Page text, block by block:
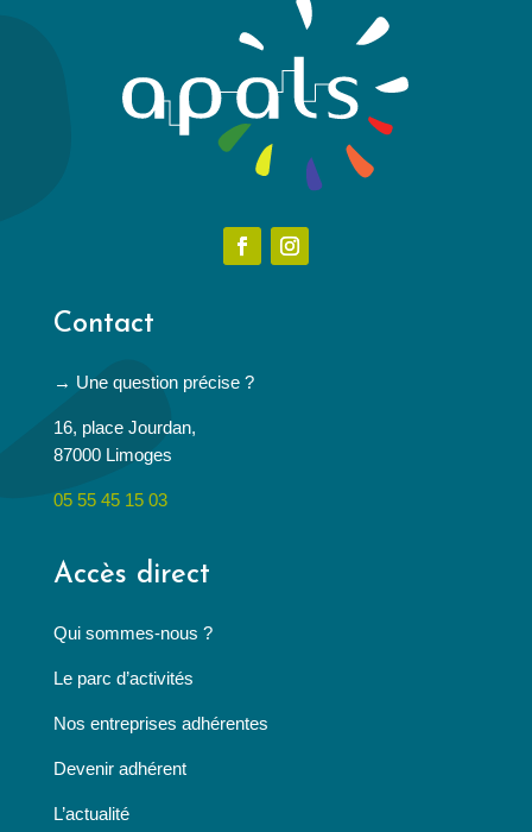
Contact
→ Une question précise ?
16, place Jourdan,
87000 Limoges
05 55 45 15 03
Accès direct
Qui sommes-nous ?
Le parc d’activités
Nos entreprises adhérentes
Devenir adhérent
L’actualité